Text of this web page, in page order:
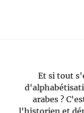
Et si tout
arabes ?
l'historien et